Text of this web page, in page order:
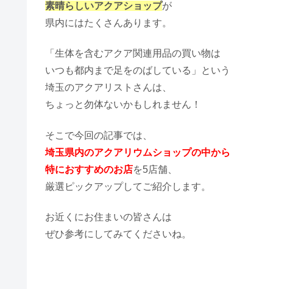
素晴らしいアクアショップが
県内にはたくさんあります。
「生体を含むアクア関連用品の買い物は
いつも都内まで足をのばしている」という
埼玉のアクアリストさんは、
ちょっと勿体ないかもしれません！
そこで今回の記事では、
埼玉県内のアクアリウムショップの中から
特におすすめのお店を5店舗、
厳選ピックアップしてご紹介します。
お近くにお住まいの皆さんは
ぜひ参考にしてみてくださいね。